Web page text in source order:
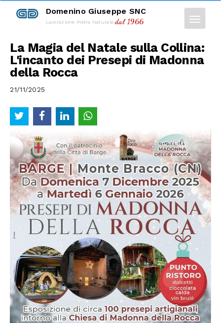
Domenino Giuseppe SNC
Lavorazione Pietra Naturaledal 1966
La Magia del Natale sulla Collina:
L'incanto dei Presepi di Madonna
della Rocca
21/11/2025